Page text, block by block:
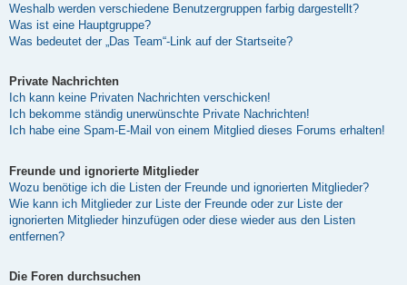
Weshalb werden verschiedene Benutzergruppen farbig dargestellt?
Was ist eine Hauptgruppe?
Was bedeutet der „Das Team“-Link auf der Startseite?
Private Nachrichten
Ich kann keine Privaten Nachrichten verschicken!
Ich bekomme ständig unerwünschte Private Nachrichten!
Ich habe eine Spam-E-Mail von einem Mitglied dieses Forums erhalten!
Freunde und ignorierte Mitglieder
Wozu benötige ich die Listen der Freunde und ignorierten Mitglieder?
Wie kann ich Mitglieder zur Liste der Freunde oder zur Liste der
ignorierten Mitglieder hinzufügen oder diese wieder aus den Listen
entfernen?
Die Foren durchsuchen